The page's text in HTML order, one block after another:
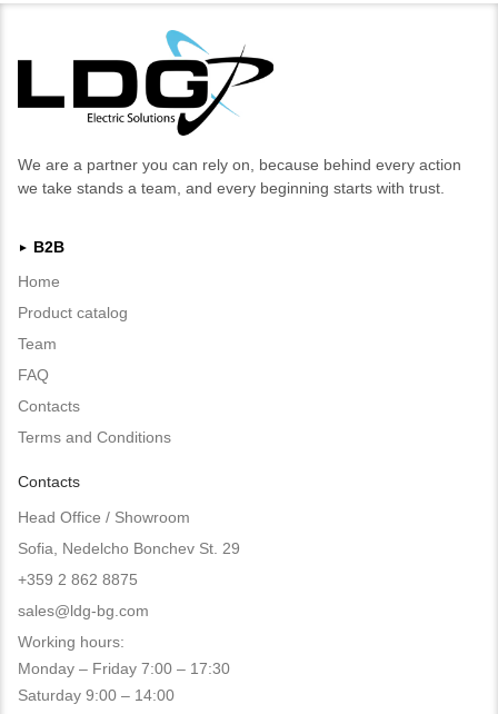
We are a partner you can rely on, because behind every action
we take stands a team, and every beginning starts with trust.
►
B2B
Home
Product catalog
Team
FAQ
Contacts
Terms and Conditions
Contacts
Head Office / Showroom
Sofia, Nedelcho Bonchev St. 29
+359 2 862 8875
sales@ldg-bg.com
Working hours:
Monday – Friday 7:00 – 17:30
Saturday 9:00 – 14:00